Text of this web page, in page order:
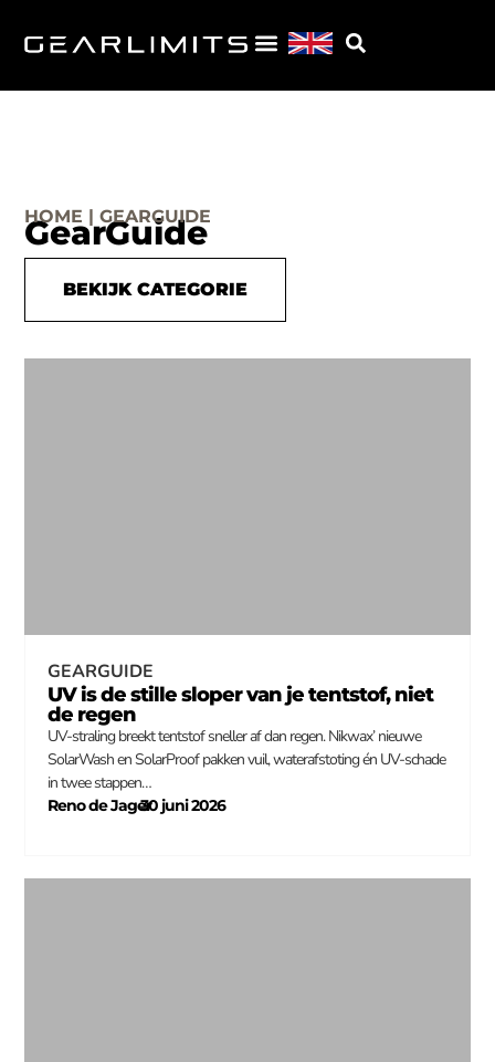
HOME | GEARGUIDE
GearGuide
BEKIJK CATEGORIE
GEARGUIDE
UV is de stille sloper van je tentstof, niet
de regen
UV-straling breekt tentstof sneller af dan regen. Nikwax’ nieuwe
SolarWash en SolarProof pakken vuil, waterafstoting én UV-schade
in twee stappen…
Reno de Jager
–
30 juni 2026